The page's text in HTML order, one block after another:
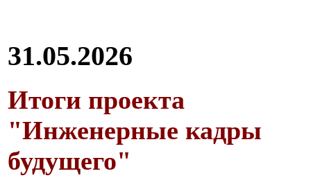
31.05.2026
Итоги проекта
"Инженерные кадры
будущего"